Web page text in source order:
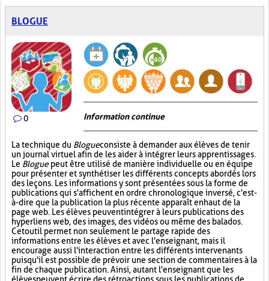
BLOGUE
0 Information continue
La technique du Blogueconsiste à demander aux élèves de tenir
un journal virtuel afin de les aider à intégrer leurs apprentissages.
Le Bloguepeut être utilisé de manière individuelle ou en équipe
pour présenter et synthétiser les différents concepts abordés lors
des leçons. Les informations y sont présentées sous la forme de
publications qui s'affichent en ordre chronologique inversé, c'est-
à-dire que la publication la plus récente apparaît en haut de la
page web. Les élèves peuvent intégrer à leurs publications des
hyperliens web, des images, des vidéos ou même des balados.
Cet outil permet non seulement le partage rapide des
informations entre les élèves et avec l'enseignant, mais il
encourage aussi l'interaction entre les différents intervenants
puisqu'il est possible de prévoir une section de commentaires à la
fin de chaque publication. Ainsi, autant l'enseignant que les